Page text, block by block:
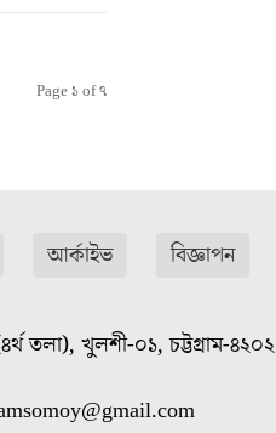
Page ১ of ৭
আর্কাইভ বিজ্ঞাপন
তলা), খুলশী-০১, চট্টগ্রাম-৪২০২